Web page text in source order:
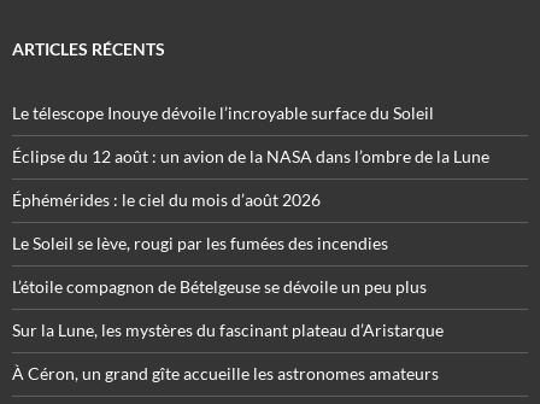
ARTICLES RÉCENTS
Le télescope Inouye dévoile l’incroyable surface du Soleil
Éclipse du 12 août : un avion de la NASA dans l’ombre de la Lune
Éphémérides : le ciel du mois d’août 2026
Le Soleil se lève, rougi par les fumées des incendies
L’étoile compagnon de Bételgeuse se dévoile un peu plus
Sur la Lune, les mystères du fascinant plateau d’Aristarque
À Céron, un grand gîte accueille les astronomes amateurs